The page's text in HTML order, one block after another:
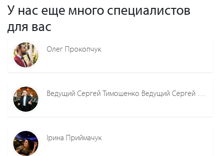
У нас еще много специалистов
для вас
Олег Прокопчук
Ірина Приймачук